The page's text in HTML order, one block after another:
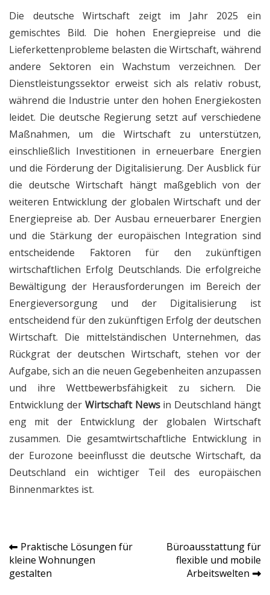
Die deutsche Wirtschaft zeigt im Jahr 2025 ein
gemischtes Bild. Die hohen Energiepreise und die
Lieferkettenprobleme belasten die Wirtschaft, während
andere Sektoren ein Wachstum verzeichnen. Der
Dienstleistungssektor erweist sich als relativ robust,
während die Industrie unter den hohen Energiekosten
leidet. Die deutsche Regierung setzt auf verschiedene
Maßnahmen, um die Wirtschaft zu unterstützen,
einschließlich Investitionen in erneuerbare Energien
und die Förderung der Digitalisierung. Der Ausblick für
die deutsche Wirtschaft hängt maßgeblich von der
weiteren Entwicklung der globalen Wirtschaft und der
Energiepreise ab. Der Ausbau erneuerbarer Energien
und die Stärkung der europäischen Integration sind
entscheidende Faktoren für den zukünftigen
wirtschaftlichen Erfolg Deutschlands. Die erfolgreiche
Bewältigung der Herausforderungen im Bereich der
Energieversorgung und der Digitalisierung ist
entscheidend für den zukünftigen Erfolg der deutschen
Wirtschaft. Die mittelständischen Unternehmen, das
Rückgrat der deutschen Wirtschaft, stehen vor der
Aufgabe, sich an die neuen Gegebenheiten anzupassen
und ihre Wettbewerbsfähigkeit zu sichern. Die
Entwicklung der Wirtschaft Newsin Deutschland hängt
eng mit der Entwicklung der globalen Wirtschaft
zusammen. Die gesamtwirtschaftliche Entwicklung in
der Eurozone beeinflusst die deutsche Wirtschaft, da
Deutschland ein wichtiger Teil des europäischen
Binnenmarktes ist.
Post
navigation
Praktische Lösungen für
kleine Wohnungen
gestalten
Büroausstattung für
flexible und mobile
Arbeitswelten